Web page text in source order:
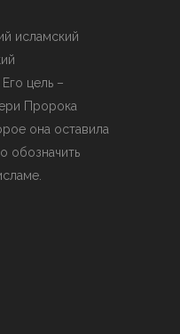
исламский
цель –
Пророка
она оставила
обозначить